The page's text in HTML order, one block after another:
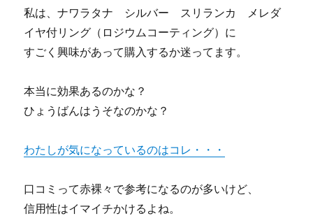
私は、ナワラタナ シルバー スリランカ メレダ
イヤ付リング（ロジウムコーティング）に
すごく興味があって購入するか迷ってます。
本当に効果あるのかな？
ひょうばんはうそなのかな？
わたしが気になっているのはコレ・・・
口コミって赤裸々で参考になるのが多いけど、
信用性はイマイチかけるよね。